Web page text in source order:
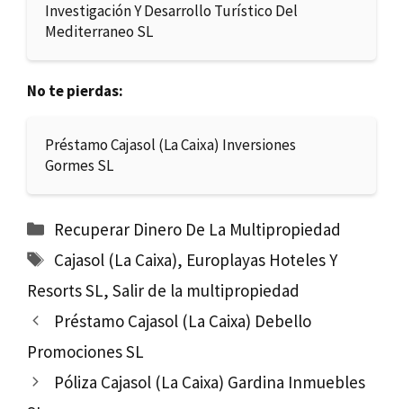
Investigación Y Desarrollo Turístico Del
Mediterraneo SL
No te pierdas:
Préstamo Cajasol (La Caixa) Inversiones
Gormes SL
Categorías
Recuperar Dinero De La Multipropiedad
Etiquetas
Cajasol (La Caixa), Europlayas Hoteles Y
Resorts SL, Salir de la multipropiedad
Préstamo Cajasol (La Caixa) Debello
Promociones SL
Póliza Cajasol (La Caixa) Gardina Inmuebles